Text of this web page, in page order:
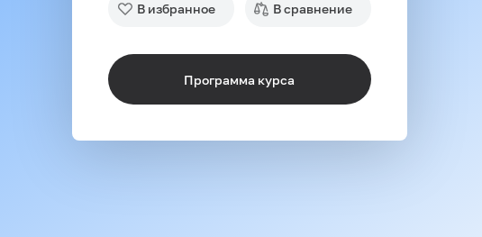
В избранное В сравнение
Программа курса